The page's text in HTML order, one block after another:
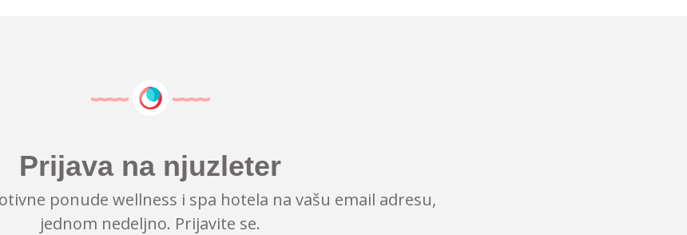
Prijava na njuzleter
ponude wellness i spa hotela na vašu email adresu,
jednom nedeljno. Prijavite se.